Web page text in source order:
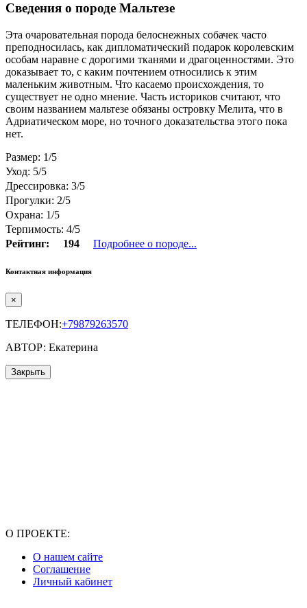
Сведения о породе Мальтезе
Эта очаровательная порода белоснежных собачек часто
преподносилась, как дипломатический подарок королевским
особам наравне с дорогими тканями и драгоценностями. Это
доказывает то, с каким почтением относились к этим
маленьким животным. Что касаемо происхождения, то
существует не одно мнение. Часть историков считают, что
своим названием мальтезе обязаны островку Мелита, что в
Адриатическом море, но точного доказательства этого пока
нет.
Размер: 1/5
Уход: 5/5
Дрессировка: 3/5
Прогулки: 2/5
Охрана: 1/5
Терпимость: 4/5
Рейтинг:
194 Подробнее о породе...
Контактная информация
×
ТЕЛЕФОН:+79879263570
АВТОР: Екатерина
Закрыть
О ПРОЕКТЕ:
О нашем сайте
Соглашение
Личный кабинет